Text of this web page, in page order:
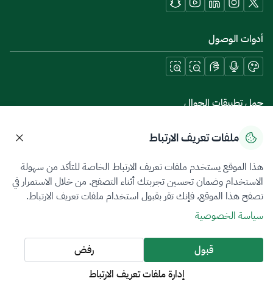
أدوات الوصول
حمل تطبيقات الجوال
سياسة الخصوصيةشروط الاستخدامخريطة الموقع
جميع الحقوق محفوظة 2026 © ZATCA.GOV.SA
تم تطويره وصيانته بواسطة هيئة الزكاة والضريبة والجمارك
آخر تحديث للموقع في
ملفات تعريف الارتباط
هذا الموقع يستخدم ملفات تعريف الارتباط الخاصة للتأكد من سهولة
الاستخدام وضمان تحسين تجربتك أثناء التصفح. من خلال الاستمرار في
تصفح هذا الموقع، فإنك تقر بقبول استخدام ملفات تعريف الارتباط.
سياسة الخصوصية
قبول
رفض
إدارة ملفات تعريف الارتباط